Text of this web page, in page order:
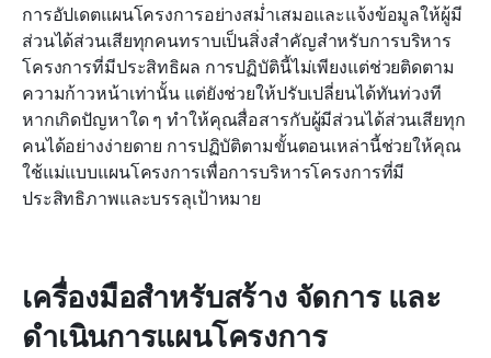
การอัปเดตแผนโครงการอย่างสม่ำเสมอและแจ้งข้อมูลให้ผู้มี
ส่วนได้ส่วนเสียทุกคนทราบเป็นสิ่งสำคัญสำหรับการบริหาร
โครงการที่มีประสิทธิผล การปฏิบัตินี้ไม่เพียงแต่ช่วยติดตาม
ความก้าวหน้าเท่านั้น แต่ยังช่วยให้ปรับเปลี่ยนได้ทันท่วงที
หากเกิดปัญหาใด ๆ ทำให้คุณสื่อสารกับผู้มีส่วนได้ส่วนเสียทุก
คนได้อย่างง่ายดาย การปฏิบัติตามขั้นตอนเหล่านี้ช่วยให้คุณ
ใช้แม่แบบแผนโครงการเพื่อการบริหารโครงการที่มี
ประสิทธิภาพและบรรลุเป้าหมาย
เครื่องมือสำหรับสร้าง จัดการ และ
ดำเนินการแผนโครงการ